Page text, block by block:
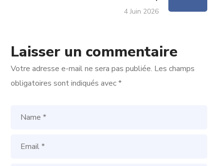
4 Juin 2026
Laisser un commentaire
Votre adresse e-mail ne sera pas publiée. Les champs
obligatoires sont indiqués avec*